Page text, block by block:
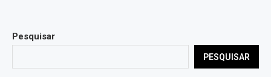
Pesquisar
PESQUISAR